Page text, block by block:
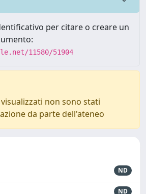
per citare o creare un
11580/51904
non sono stati
da parte dell'ateneo
ND
ND